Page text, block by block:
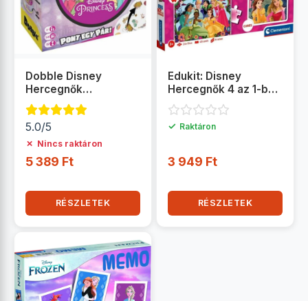
Dobble Disney
Hercegnők
társasjáték
5.0/5
✗ Nincs raktáron
5 389 Ft
RÉSZLETEK
Edukit: Disney
Hercegnők 4 az 1-ben
játékgyűjtemény -
Clementoni
✓ Raktáron
3 949 Ft
RÉSZLETEK